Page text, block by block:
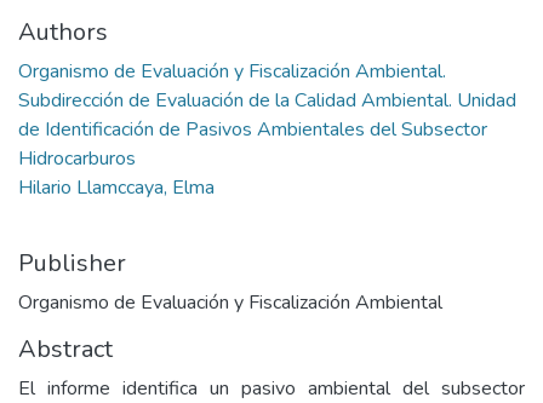
Authors
Organismo de Evaluación y Fiscalización Ambiental.
Subdirección de Evaluación de la Calidad Ambiental. Unidad
de Identificación de Pasivos Ambientales del Subsector
Hidrocarburos
Hilario Llamccaya, Elma
Publisher
Organismo de Evaluación y Fiscalización Ambiental
Abstract
El informe identifica un pasivo ambiental del subsector